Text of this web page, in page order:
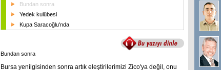
Bundan sonra
Yedek kulübesi
Kupa Saracoğlu'nda
Bundan sonra
Bursa yenilgisinden sonra artık eleştirilerimizi Zico'ya değil, onu